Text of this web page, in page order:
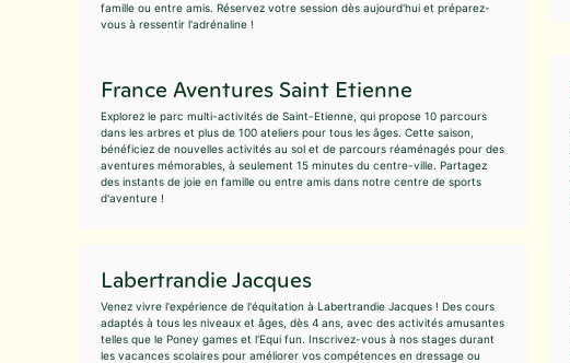
famille ou entre amis. Réservez votre session dès aujourd'hui et préparez-
vous à ressentir l'adrénaline !
France Aventures Saint Etienne
Explorez le parc multi-activités de Saint-Etienne, qui propose 10 parcours
dans les arbres et plus de 100 ateliers pour tous les âges. Cette saison,
bénéficiez de nouvelles activités au sol et de parcours réaménagés pour des
aventures mémorables, à seulement 15 minutes du centre-ville. Partagez
des instants de joie en famille ou entre amis dans notre centre de sports
d'aventure !
Labertrandie Jacques
Venez vivre l'expérience de l'équitation à Labertrandie Jacques ! Des cours
adaptés à tous les niveaux et âges, dès 4 ans, avec des activités amusantes
telles que le Poney games et l'Equi fun. Inscrivez-vous à nos stages durant
les vacances scolaires pour améliorer vos compétences en dressage ou